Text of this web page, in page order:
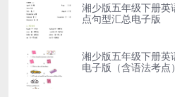
湘少版五年级下册英
点句型汇总电子版
湘少版五年级下册
电子版（含语法考点）